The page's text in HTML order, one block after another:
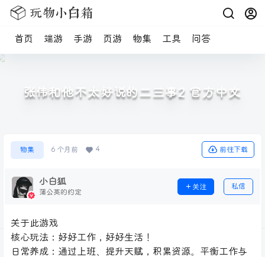
首页 端游 手游 页游 物集 工具 问答
张伟和他不太好说的二三事2 官方中文
物集 6 个月前 4 前往下载
小白狐
蒲公英的约定
关注 私信
关于此游戏
核心玩法：好好工作，好好生活！
日常养成：通过上班、提升天赋，积累资源。平衡工作与